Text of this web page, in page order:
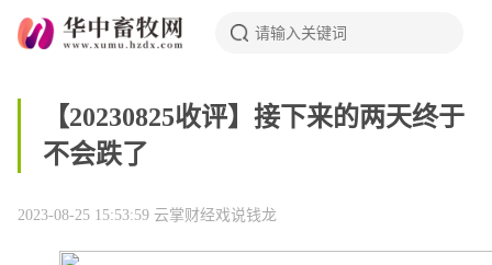
【20230825收评】接下来的两天终于
不会跌了
2023-08-25 15:53:59 云掌财经戏说钱龙